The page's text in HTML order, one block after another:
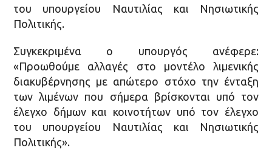
του υπουργείου Ναυτιλίας και Νησιωτικής
Πολιτικής.
Συγκεκριμένα ο υπουργός ανέφερε:
«Προωθούμε αλλαγές στο μοντέλο λιμενικής
διακυβέρνησης με απώτερο στόχο την ένταξη
των λιμένων που σήμερα βρίσκονται υπό τον
έλεγχο δήμων και κοινοτήτων υπό τον έλεγχο
του υπουργείου Ναυτιλίας και Νησιωτικής
Πολιτικής».